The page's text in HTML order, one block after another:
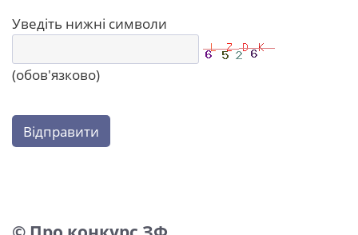
Уведіть нижні символи
(обов'язково)
Відправити